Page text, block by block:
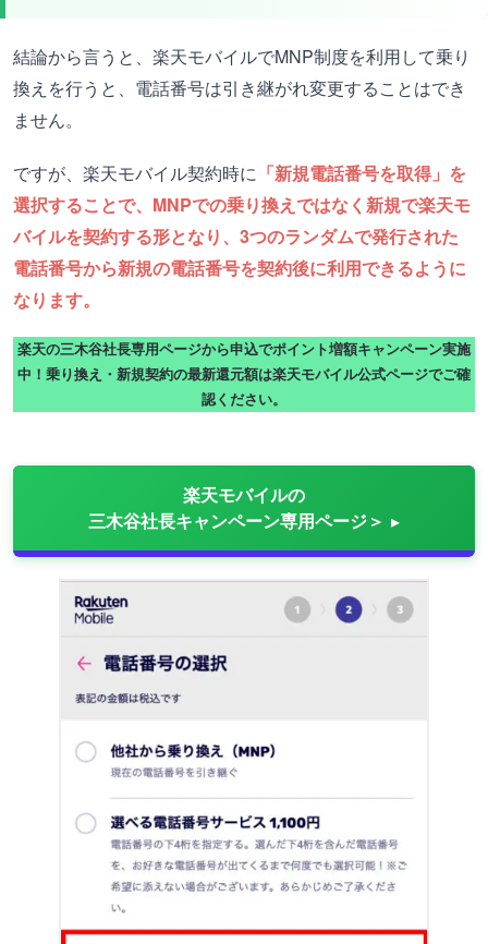
結論から言うと、楽天モバイルでMNP制度を利用して乗り
換えを行うと、電話番号は引き継がれ変更することはでき
ません。
ですが、楽天モバイル契約時に 「新規電話番号を取得」を
選択することで、MNPでの乗り換えではなく新規で楽天モ
バイルを契約する形となり、3つのランダムで発行された
電話番号から新規の電話番号を契約後に利用できるように
なります。
楽天の三木谷社長専用ページから申込でポイント増額キャンペーン実施
中！乗り換え・新規契約の最新還元額は楽天モバイル公式ページでご確
認ください。
楽天モバイルの
三木谷社長キャンペーン専用ページ＞